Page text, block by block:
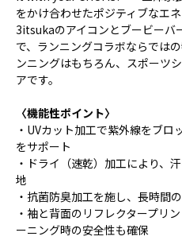
をかけ合わせたポジティブなエ
3itsukaのアイコンとブービーバ
で、ランニングコラボならでは
ンニングはもちろん、スポーツ
アです。
〈機能性ポイント〉
・UVカット加工で紫外線をブ
をサポート
・ドライ（速乾）加工により、
地
・抗菌防臭加工を施し、長時間
・袖と背面のリフレクタープリ
ーニング時の安全性も確保